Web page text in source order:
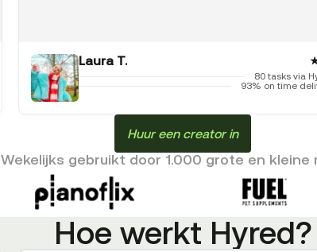
Laura T.
80 tasks via
93% on time
Huur een creator in
Wekelijks gebruikt door 1.000 grote en kleine
Hoe werkt Hyred?